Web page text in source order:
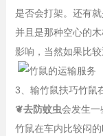
是否会打架。还有
并且是那种空心的
影响，当然如果比较
3、输竹鼠扶巧竹鼠
❦去防蚊虫会发生一
竹鼠在车内比较闷